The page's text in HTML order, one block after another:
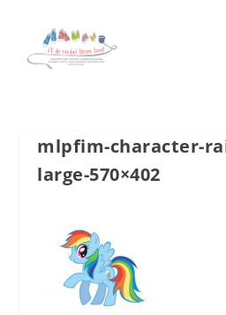
mlpfim-character-
large-570×402